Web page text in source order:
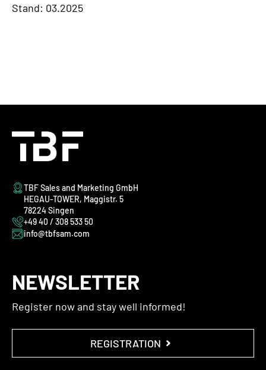
Stand: 03.2025
TBF Sales and Marketing GmbH
HEGAU-TOWER, Maggistr. 5
78224 Singen
+49 40 / 308 533 50
info@tbfsam.com
NEWSLETTER
Register now and stay well informed!
REGISTRATION